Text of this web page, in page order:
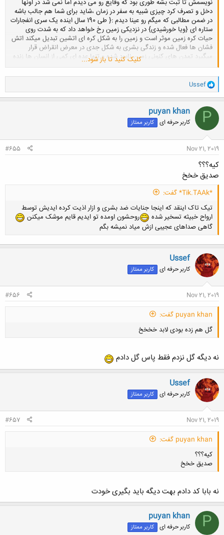
نویسمش تا ثبت بشه طوری بود که وقایع رو می دیدم اما نمی شد در اونها
دخل و تصرف کرد چیزی شبیه به سفر در زمان ،شاید برای شما هم جالب باشه
در ضمن مطالبی که میگم رو عینا دیدم :{ طی 190 سال اینده یک سری انفجارات
ستاره ای {ویا خورشیدی} در نزدیکی زمین رخ خواهد داد که به شدت روی
حیات کره زمین موثر است و زمین را به شکل کره ای اتشین تبدیل میکند اتش
فشان ها فعال شده و زندگی بشری به شکل جدی در معرض انقراض قرار
میگیرد تمدن های کنونی زمین نابود شده و تنها عده ای کمی از انسان ها زنده
یافت ، در ۲۵۰ سال اینده و در سال ۶۰ ام فاجعه ، کلید حل مشکلات زمین در
آفریقای جنوبی کشف می شود ،افریقای جنوبی به مرکز جهان هستی در روی
زمین تبدیل میشود و جهان طی ۵۰ سال به شدت پیشرفت خواهد کرد حتی
پیشرفته تر از جهان امروز }بعد تو خواب طوری بود که ادمهای اون زمان رو
میدیدم که رفت و امد میکردن ولی نمیشد باهاشون حرف زد ، به خودم میگفتم
تا ۲۵۰ سال دیگه استخون هامون هم نمونده
مستند و نه کتاب، قضاوت با خودتون
کلیک کنید تا باز شود...
و
ا
ک
ن
ش
ه
ا
Ussef
P
puyan khan
کاربر حرفه ای کاربر ممتاز
Nov 21, 2019
#655
کیه؟؟؟
صدیق خخخ
*Tik.TAAk* گفت:
تیک تاک اینقد که اینجا جنایات ضد بشری و ازار اذیت کرده ایدیش توسط
ارواح خبیثه تسخیر شده
روحشون اومده تو ایدیم قایم موشک میکنن
گاهی صداهای عجیبی ازش میاد نمیشه بگم
کلیک کنید تا باز شود...
Ussef
کاربر حرفه ای کاربر ممتاز
Nov 21, 2019
#656
puyan khan گفت:
گل هم زده بودی لابد خخخخ
کلیک کنید تا باز شود...
نه دیگه گل نزدم فقط پاس گل دادم
Ussef
کاربر حرفه ای کاربر ممتاز
Nov 21, 2019
#657
puyan khan گفت:
کیه؟؟؟
صدیق خخخ
کلیک کنید تا باز شود...
نه بابا کد دادم بهت دیگه باید بگیری خودت
P
puyan khan
کاربر حرفه ای کاربر ممتاز